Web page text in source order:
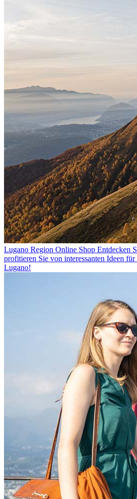
Lugano Region Online Shop Entdecken
profitieren Sie von interessanten Ideen
Lugano!